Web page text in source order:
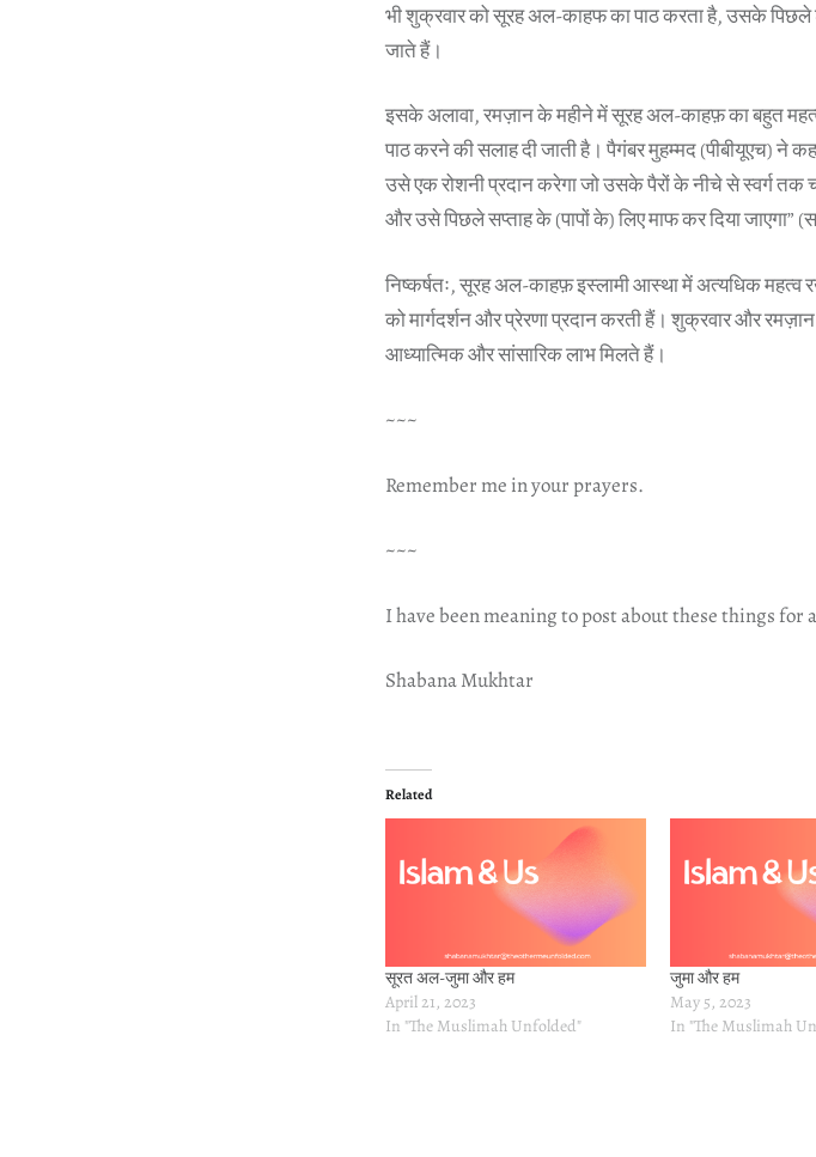
भी शुक्रवार को सूरह अल-काहफ का पाठ करता है, उसके
जाते हैं।
इसके अलावा, रमज़ान के महीने में सूरह अल-काहफ़ का बहुत
पाठ करने की सलाह दी जाती है। पैगंबर मुहम्मद (पीबीयूएच) ने
उसे एक रोशनी प्रदान करेगा जो उसके पैरों के नीचे से स्वर्ग
और उसे पिछले सप्ताह के (पापों के) लिए माफ कर दिया जाएगा”
निष्कर्षतः, सूरह अल-काहफ़ इस्लामी आस्था में अत्यधिक महत्व
को मार्गदर्शन और प्रेरणा प्रदान करती हैं। शुक्रवार और
आध्यात्मिक और सांसारिक लाभ मिलते हैं।
~~~
Remember me in your prayers.
~~~
I have been meaning to post about these things for
Shabana Mukhtar
Related
सूरत अल-जुमा और हम
April 21, 2023
In "The Muslimah Unfolded"
जुमा और हम
May 5, 2023
In "The Muslimah